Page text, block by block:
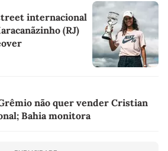
internacional
(RJ)
não quer vender Cristian
Bahia monitora